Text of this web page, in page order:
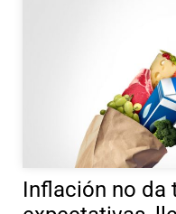
Inflación no da